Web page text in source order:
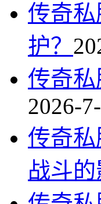
传奇
护？
传奇
2026-
传奇
战斗